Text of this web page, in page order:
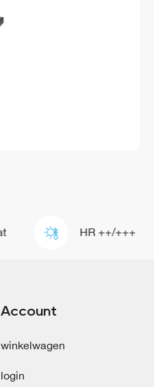
HR ++/+++
Account
winkelwagen
login